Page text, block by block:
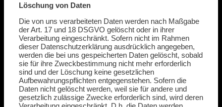
Löschung von Daten
Die von uns verarbeiteten Daten werden nach Maßgabe
der Art. 17 und 18 DSGVO gelöscht oder in ihrer
Verarbeitung eingeschränkt. Sofern nicht im Rahmen
dieser Datenschutzerklärung ausdrücklich angegeben,
werden die bei uns gespeicherten Daten gelöscht, sobald
sie für ihre Zweckbestimmung nicht mehr erforderlich
sind und der Löschung keine gesetzlichen
Aufbewahrungspflichten entgegenstehen. Sofern die
Daten nicht gelöscht werden, weil sie für andere und
gesetzlich zulässige Zwecke erforderlich sind, wird deren